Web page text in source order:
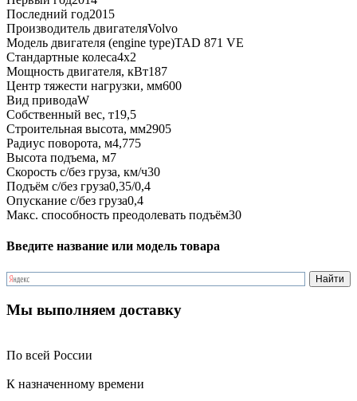
Последний год2015
Производитель двигателяVolvo
Модель двигателя (engine type)TAD 871 VE
Стандартные колеса4x2
Мощность двигателя, кВт187
Центр тяжести нагрузки, мм600
Вид приводаW
Собственный вес, т19,5
Строительная высота, мм2905
Радиус поворота, м4,775
Высота подъема, м7
Скорость с/без груза, км/ч30
Подъём с/без груза0,35/0,4
Опускание с/без груза0,4
Макс. способность преодолевать подъём30
Введите название или модель товара
Мы выполняем доставку
По всей России
К назначенному времени